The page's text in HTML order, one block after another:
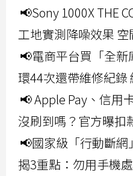
📢Sony 1000X THE
工地實測降噪效果
📢電商平台買「全
環44次還帶維修紀錄
📢 Apple Pay、信用
沒刷到嗎？官方曝扣
📢國家級「行動斷網
揭3重點：勿用手機